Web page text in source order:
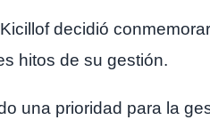
decidió
hitos de su gestión.
una prioridad para la